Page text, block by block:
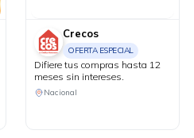
Crecos
OFERTA ESPECIAL
Difiere tus compras hasta 12
meses sin intereses.
Nacional